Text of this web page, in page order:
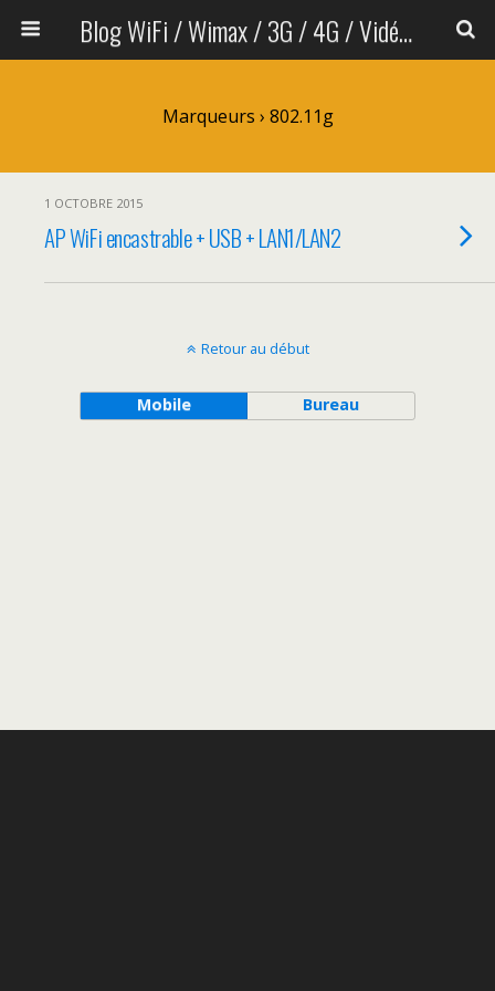
Blog WiFi / Wimax / 3G / 4G / Vidéo sans fil
Marqueurs › 802.11g
1 OCTOBRE 2015
AP WiFi encastrable + USB + LAN1/LAN2
Retour au début
Mobile Bureau